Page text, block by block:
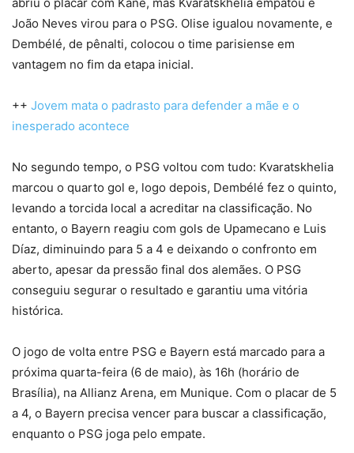
João Neves virou para o PSG. Olise igualou novamente, e
Dembélé, de pênalti, colocou o time parisiense em
vantagem no fim da etapa inicial.
++ Jovem mata o padrasto para defender a mãe e o
inesperado acontece
No segundo tempo, o PSG voltou com tudo: Kvaratskhelia
marcou o quarto gol e, logo depois, Dembélé fez o quinto,
levando a torcida local a acreditar na classificação. No
entanto, o Bayern reagiu com gols de Upamecano e Luis
Díaz, diminuindo para 5 a 4 e deixando o confronto em
aberto, apesar da pressão final dos alemães. O PSG
conseguiu segurar o resultado e garantiu uma vitória
histórica.
O jogo de volta entre PSG e Bayern está marcado para a
próxima quarta-feira (6 de maio), às 16h (horário de
Brasília), na Allianz Arena, em Munique. Com o placar de 5
a 4, o Bayern precisa vencer para buscar a classificação,
enquanto o PSG joga pelo empate.